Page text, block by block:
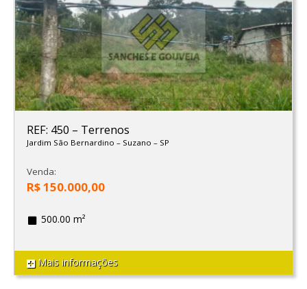
REF: 450 – Terrenos
Jardim São Bernardino – Suzano – SP
Venda:
R$ 150.000,00
500.00 m²
Mais informações